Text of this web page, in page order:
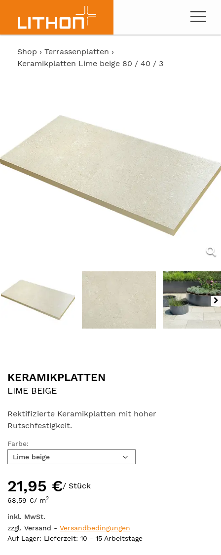
Shop
Terrassenplatten
Keramikplatten Lime beige 80 / 40 / 3
KERAMIKPLATTEN
LIME BEIGE
Rektifizierte Keramikplatten mit hoher
Rutschfestigkeit.
Farbe:
Lime beige
21,95 €/ Stück
68,59 €/ m2
inkl. MwSt.
zzgl. Versand - Versandbedingungen
Auf Lager: Lieferzeit: 10 - 15 Arbeitstage